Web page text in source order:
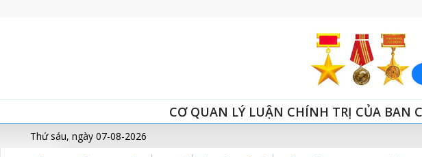
CƠ QUAN LÝ LUẬN CHÍNH TRỊ CỦA BAN
Thứ sáu, ngày 07-08-2026